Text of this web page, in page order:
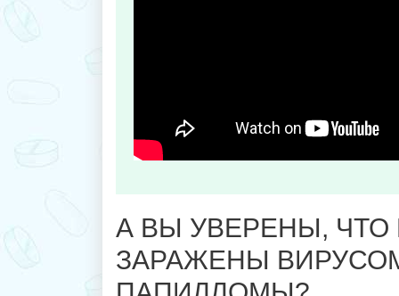
А ВЫ УВЕРЕНЫ, ЧТО
ЗАРАЖЕНЫ